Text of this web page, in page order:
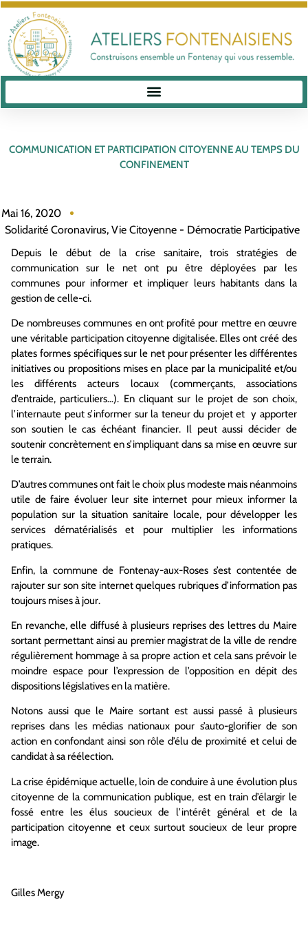
COMMUNICATION ET PARTICIPATION CITOYENNE AU TEMPS DU
CONFINEMENT
Mai 16, 2020
Solidarité Coronavirus, Vie Citoyenne - Démocratie Participative
Depuis le début de la crise sanitaire, trois stratégies de
communication sur le net ont pu être déployées par les
communes pour informer et impliquer leurs habitants dans la
gestion de celle-ci.
De nombreuses communes en ont profité pour mettre en œuvre
une véritable participation citoyenne digitalisée. Elles ont créé des
plates formes spécifiques sur le net pour présenter les différentes
initiatives ou propositions mises en place par la municipalité et/ou
les différents acteurs locaux (commerçants, associations
d’entraide, particuliers…). En cliquant sur le projet de son choix,
l’internaute peut s’informer sur la teneur du projet et y apporter
son soutien le cas échéant financier. Il peut aussi décider de
soutenir concrètement en s’impliquant dans sa mise en œuvre sur
le terrain.
D’autres communes ont fait le choix plus modeste mais néanmoins
utile de faire évoluer leur site internet pour mieux informer la
population sur la situation sanitaire locale, pour développer les
services dématérialisés et pour multiplier les informations
pratiques.
Enfin, la commune de Fontenay-aux-Roses s’est contentée de
rajouter sur son site internet quelques rubriques d’information pas
toujours mises à jour.
En revanche, elle diffusé à plusieurs reprises des lettres du Maire
sortant permettant ainsi au premier magistrat de la ville de rendre
régulièrement hommage à sa propre action et cela sans prévoir le
moindre espace pour l’expression de l’opposition en dépit des
dispositions législatives en la matière.
Notons aussi que le Maire sortant est aussi passé à plusieurs
reprises dans les médias nationaux pour s’auto-glorifier de son
action en confondant ainsi son rôle d’élu de proximité et celui de
candidat à sa réélection.
La crise épidémique actuelle, loin de conduire à une évolution plus
citoyenne de la communication publique, est en train d’élargir le
fossé entre les élus soucieux de l’intérêt général et de la
participation citoyenne et ceux surtout soucieux de leur propre
image.
Gilles Mergy